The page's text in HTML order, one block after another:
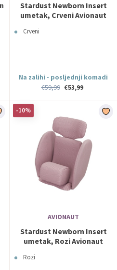
Stardust Newborn Insert
umetak, Crveni Avionaut
Crveni
Na zalihi - posljednji komadi
€59,99 €53,99
-10%
AVIONAUT
Stardust Newborn Insert
umetak, Rozi Avionaut
Rozi